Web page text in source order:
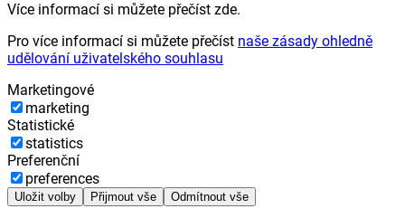
Více informací si můžete přečíst zde.
Pro více informací si můžete přečíst naše zásady ohledně
udělování uživatelského souhlasu
Marketingové
marketing
Statistické
statistics
Preferenční
preferences
Uložit volby Přijmout vše Odmítnout vše